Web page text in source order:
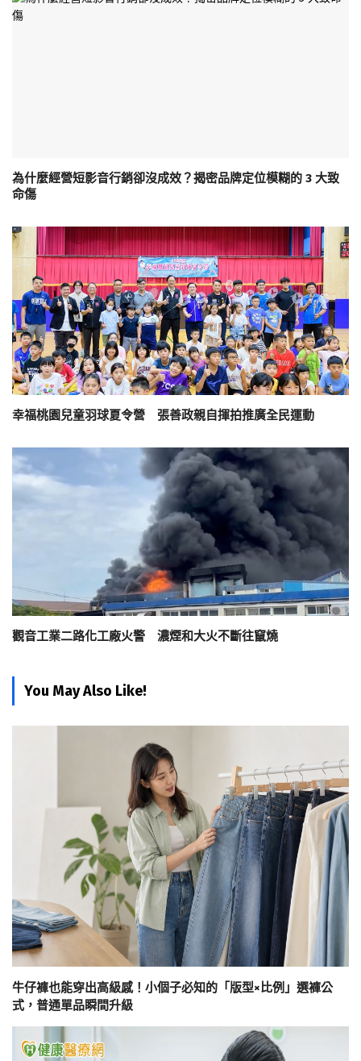
為什麼經營短影音行銷卻沒成效？揭密品牌定位模糊的 3 大致
命傷
幸福桃園兒童羽球夏令營 張善政親自揮拍推廣全民運動
觀音工業二路化工廠火警 濃煙和大火不斷往竄燒
You May Also Like!
牛仔褲也能穿出高級感！小個子必知的「版型×比例」選褲公
式，普通單品瞬間升級